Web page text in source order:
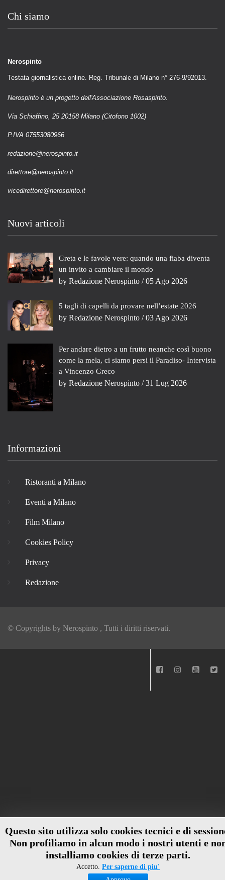
Questo sito utilizza solo cookies tecnici e di
Non profiliamo in alcun modo i nostri utenti e
installiamo cookies di terze parti.
Accetto. Per saperne di piu'
Chi siamo
Nerospinto
Testata giornalistica online. Reg. Tribunale di Milano n° 276-9/92013.
Nerospinto è un progetto dell'Associazione Rosaspinto.
Via Schiaffino, 25 20158 Milano (Citofono 1002)
P.IVA 07553080966
redazione@nerospinto.it
direttore@nerospinto.it
vicedirettore@nerospinto.it
Nuovi articoli
Greta e le favole vere: quando una fiaba diventa
un invito a cambiare il mondo
by Redazione Nerospinto / 05 Ago 2026
5 tagli di capelli da provare nell’estate 2026
by Redazione Nerospinto / 03 Ago 2026
Per andare dietro a un frutto neanche così buono
come la mela, ci siamo persi il Paradiso- Intervista
a Vincenzo Greco
by Redazione Nerospinto / 31 Lug 2026
Informazioni
Ristoranti a Milano
Eventi a Milano
Film Milano
Cookies Policy
Privacy
Redazione
© Copyrights by Nerospinto , Tutti i diritti riservati.